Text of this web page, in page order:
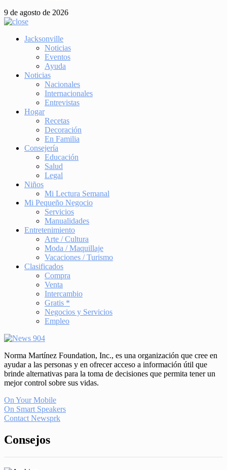
9 de agosto de 2026
Jacksonville
Noticias
Eventos
Ayuda
Noticias
Nacionales
Internacionales
Entrevistas
Hogar
Recetas
Decoración
En Familia
Consejería
Educación
Salud
Legal
Niños
Mi Lectura Semanal
Mi Pequeño Negocio
Servicios
Manualidades
Entretenimiento
Arte / Cultura
Moda / Maquillaje
Vacaciones / Turismo
Clasificados
Compra
Venta
Intercambio
Gratis *
Negocios y Servicios
Empleo
Norma Martínez Foundation, Inc., es una organización que cree en
ayudar a las personas y en ofrecer acceso a información útil que
brinde alternativas para la toma de decisiones que permita tener un
mejor control sobre sus vidas.
On Your Mobile
On Smart Speakers
Contact Newsprk
Consejos